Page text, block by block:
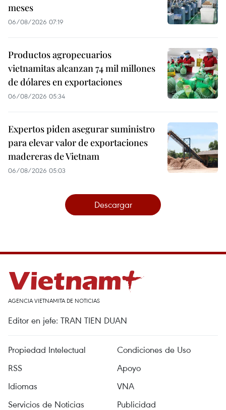
meses
06/08/2026 07:19
Productos agropecuarios
vietnamitas alcanzan 74 mil millones
de dólares en exportaciones
06/08/2026 05:34
Expertos piden asegurar suministro
para elevar valor de exportaciones
madereras de Vietnam
06/08/2026 05:03
Descargar
AGENCIA VIETNAMITA DE NOTICIAS
Editor en jefe: TRAN TIEN DUAN
Propiedad Intelectual
Condiciones de Uso
RSS
Apoyo
Idiomas
VNA
Servicios de Noticias
Publicidad